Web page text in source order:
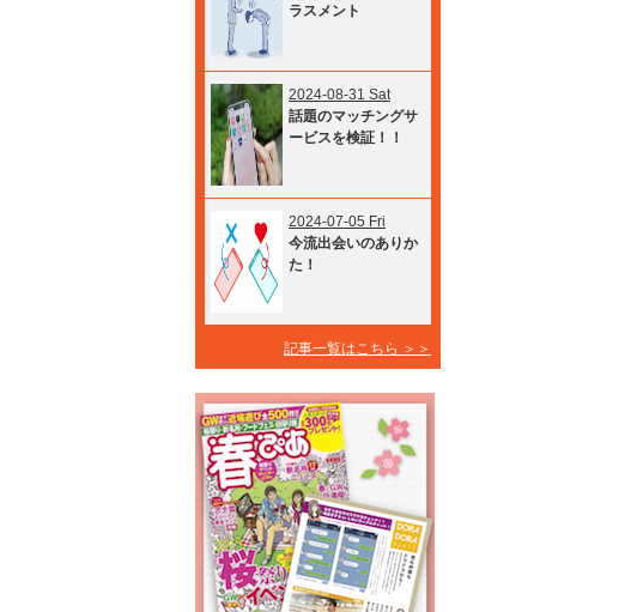
ラスメント
2024-08-31 Sat
話題のマッチングサ
ービスを検証！！
2024-07-05 Fri
今流出会いのありか
た！
記事一覧はこちら ＞＞